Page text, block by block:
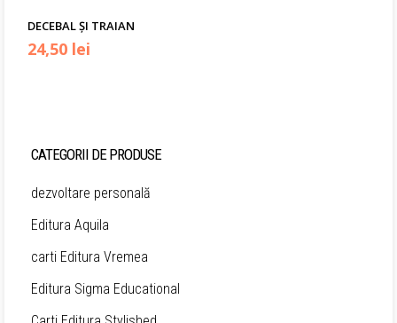
DECEBAL ȘI TRAIAN
Prețul
fost:
24,50 lei
24,50 lei.
CATEGORII DE PRODUSE
dezvoltare personală
Editura Aquila
carti Editura Vremea
Editura Sigma Educational